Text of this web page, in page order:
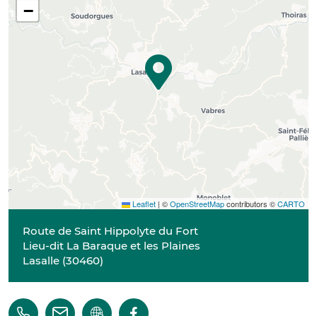
−
Leaflet | ©OpenStreetMapcontributors ©CARTO
Route de Saint Hippolyte du Fort
Lieu-dit La Baraque et les Plaines
Lasalle (30460)